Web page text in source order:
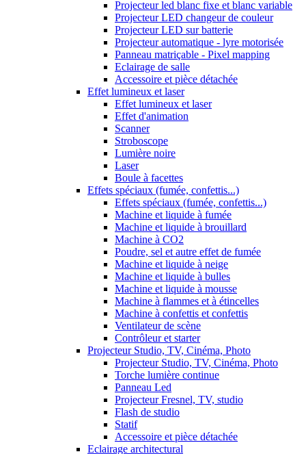
Projecteur led blanc fixe et blanc variable
Projecteur LED changeur de couleur
Projecteur LED sur batterie
Projecteur automatique - lyre motorisée
Panneau matriçable - Pixel mapping
Eclairage de salle
Accessoire et pièce détachée
Effet lumineux et laser
Effet lumineux et laser
Effet d'animation
Scanner
Stroboscope
Lumière noire
Laser
Boule à facettes
Effets spéciaux (fumée, confettis...)
Effets spéciaux (fumée, confettis...)
Machine et liquide à fumée
Machine et liquide à brouillard
Machine à CO2
Poudre, sel et autre effet de fumée
Machine et liquide à neige
Machine et liquide à bulles
Machine et liquide à mousse
Machine à flammes et à étincelles
Machine à confettis et confettis
Ventilateur de scène
Contrôleur et starter
Projecteur Studio, TV, Cinéma, Photo
Projecteur Studio, TV, Cinéma, Photo
Torche lumière continue
Panneau Led
Projecteur Fresnel, TV, studio
Flash de studio
Statif
Accessoire et pièce détachée
Eclairage architectural